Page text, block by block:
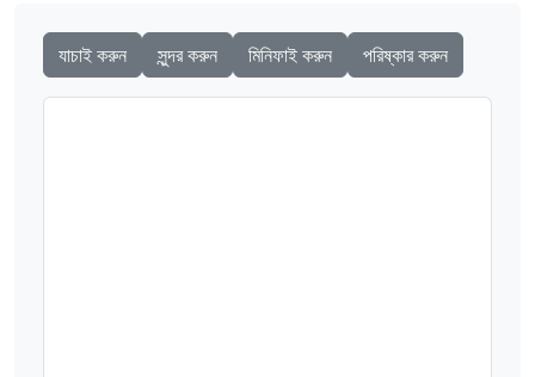
যাচাই করুন সুন্দর করুন মিনিফাই করুন পরিষ্কার করুন